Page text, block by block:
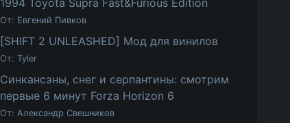
1994 Toyota Supra Fast&Furious Edition
От: Евгений Пивков
[SHIFT 2 UNLEASHED] Мод для винилов
От:Tyler
Синкансэны, снег и серпантины: смотрим
первые 6 минут Forza Horizon 6
От:Александр Свешников